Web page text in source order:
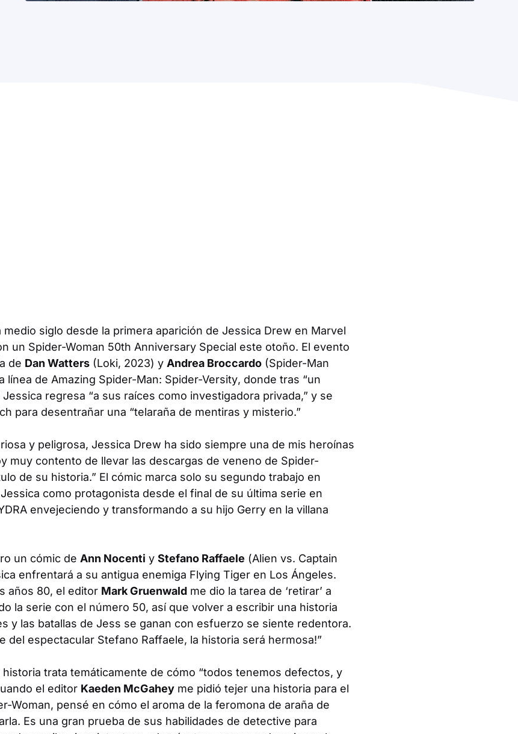
siglo desde la primera aparición de Jessica Drew en Marvel
un Spider-Woman 50th Anniversary Special este otoño. El evento
de Dan Watters (Loki, 2023) y Andrea Broccardo (Spider-Man
línea de Amazing Spider-Man: Spider-Versity, donde tras “un
regresa “a sus raíces como investigadora privada,” y se
para desentrañar una “telaraña de mentiras y misterio.”
y peligrosa, Jessica Drew ha sido siempre una de mis heroínas
muy contento de llevar las descargas de veneno de Spider-
de su historia.” El cómic marca solo su segundo trabajo en
como protagonista desde el final de su última serie en
envejeciendo y transformando a su hijo Gerry en la villana
un cómic de Ann Nocenti y Stefano Raffaele (Alien vs. Captain
enfrentará a su antigua enemiga Flying Tiger en Los Ángeles.
años 80, el editor Mark Gruenwald me dio la tarea de ‘retirar’ a
la serie con el número 50, así que volver a escribir una historia
y las batallas de Jess se ganan con esfuerzo se siente redentora.
del espectacular Stefano Raffaele, la historia será hermosa!”
trata temáticamente de cómo “todos tenemos defectos, y
el editor Kaeden McGahey me pidió tejer una historia para el
Woman, pensé en cómo el aroma de la feromona de araña de
Es una gran prueba de sus habilidades de detective para